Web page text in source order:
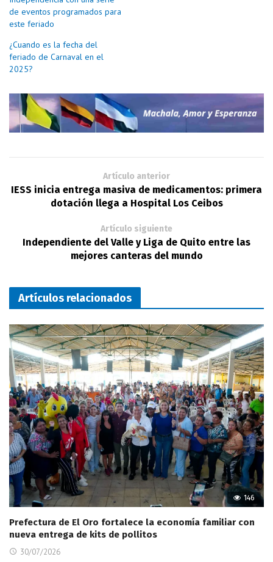
de eventos programados para
este feriado
¿Cuando es la fecha del
feriado de Carnaval en el
2025?
Artículo anterior
IESS inicia entrega masiva de medicamentos: primera
dotación llega a Hospital Los Ceibos
Artículo siguiente
Independiente del Valle y Liga de Quito entre las
mejores canteras del mundo
Artículos relacionados
146
Prefectura de El Oro fortalece la economía familiar con
nueva entrega de kits de pollitos
30/07/2026